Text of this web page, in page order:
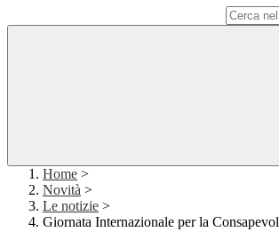
Home >
Novità >
Le notizie >
Giornata Internazionale per la